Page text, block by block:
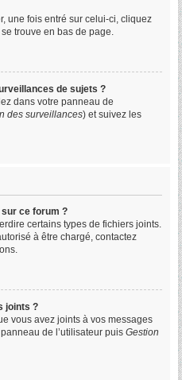
une fois entré sur celui-ci, cliquez
trouve en bas de page.
de sujets ?
dans votre panneau de
des surveillances) et suivez les
ce forum ?
certains types de fichiers joints.
à être chargé, contactez
joints ?
vous avez joints à vos messages
de l’utilisateur puis Gestion